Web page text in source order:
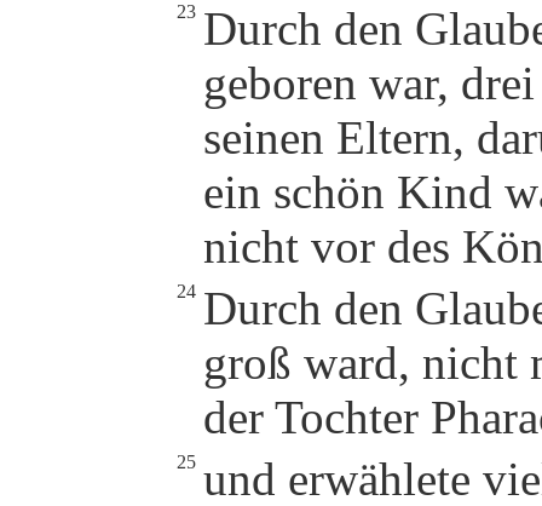
23 Durch den
geboren war,
seinen Eltern,
ein schön Kind
nicht vor des
24 Durch den
groß ward, nicht
der Tochter
25 und erwählete